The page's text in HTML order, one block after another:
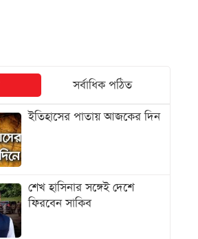
সর্বাধিক পঠিত
ইতিহাসের পাতায় আজকের দিন
শেখ হাসিনার সঙ্গেই দেশে
ফিরবেন সাকিব